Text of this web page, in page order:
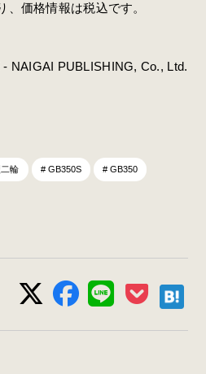
価格情報は税込です。
NAIGAI PUBLISHING, Co., Ltd.
輪 GB350S GB350